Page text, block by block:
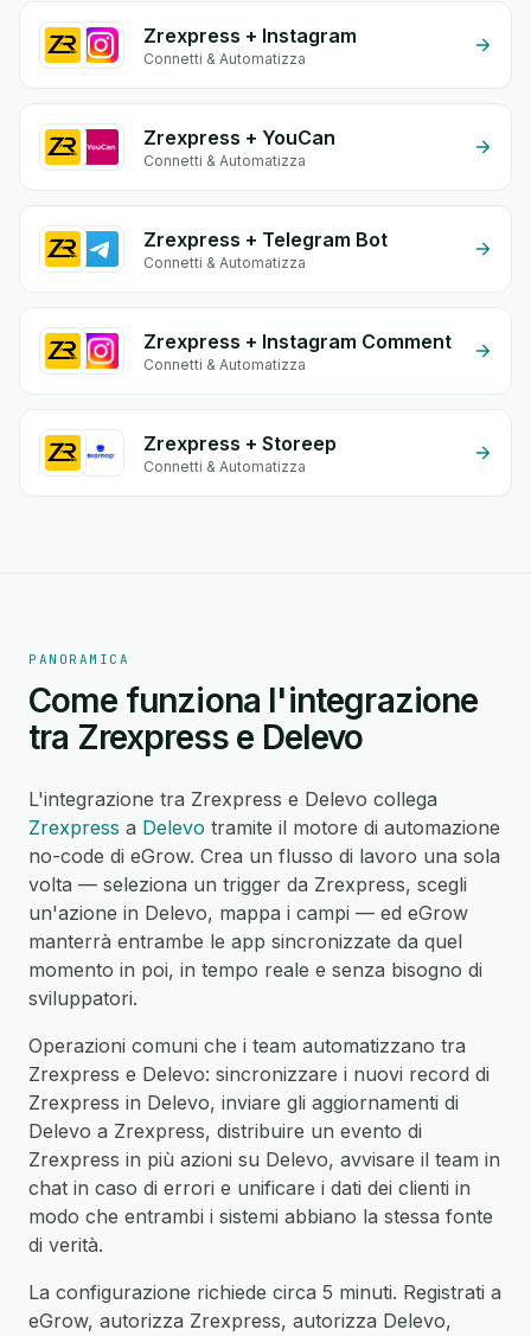
Zrexpress + Instagram
Connetti & Automatizza
Zrexpress + YouCan
Connetti & Automatizza
Zrexpress + Telegram Bot
Connetti & Automatizza
Zrexpress + Instagram Comment
Connetti & Automatizza
Zrexpress + Storeep
Connetti & Automatizza
PANORAMICA
Come funziona l'integrazione
tra Zrexpress e Delevo
L'integrazione tra Zrexpress e Delevo collega
Zrexpress a Delevo tramite il motore di automazione
no-code di eGrow. Crea un flusso di lavoro una sola
volta — seleziona un trigger da Zrexpress, scegli
un'azione in Delevo, mappa i campi — ed eGrow
manterrà entrambe le app sincronizzate da quel
momento in poi, in tempo reale e senza bisogno di
sviluppatori.
Operazioni comuni che i team automatizzano tra
Zrexpress e Delevo: sincronizzare i nuovi record di
Zrexpress in Delevo, inviare gli aggiornamenti di
Delevo a Zrexpress, distribuire un evento di
Zrexpress in più azioni su Delevo, avvisare il team in
chat in caso di errori e unificare i dati dei clienti in
modo che entrambi i sistemi abbiano la stessa fonte
di verità.
La configurazione richiede circa 5 minuti. Registrati a
eGrow, autorizza Zrexpress, autorizza Delevo,